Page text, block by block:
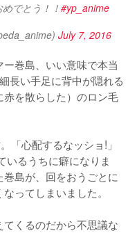
でとう！！ #yp_anime
July 7, 2016
ー巻島、いい意味で本当
長い手足に背中が隠れる
赤を散らした）のロン毛
「心配するなッショ!」
いるうちに癖になりま
島が、回をおうごとに
ってしまいました。
くるのだから不思議な